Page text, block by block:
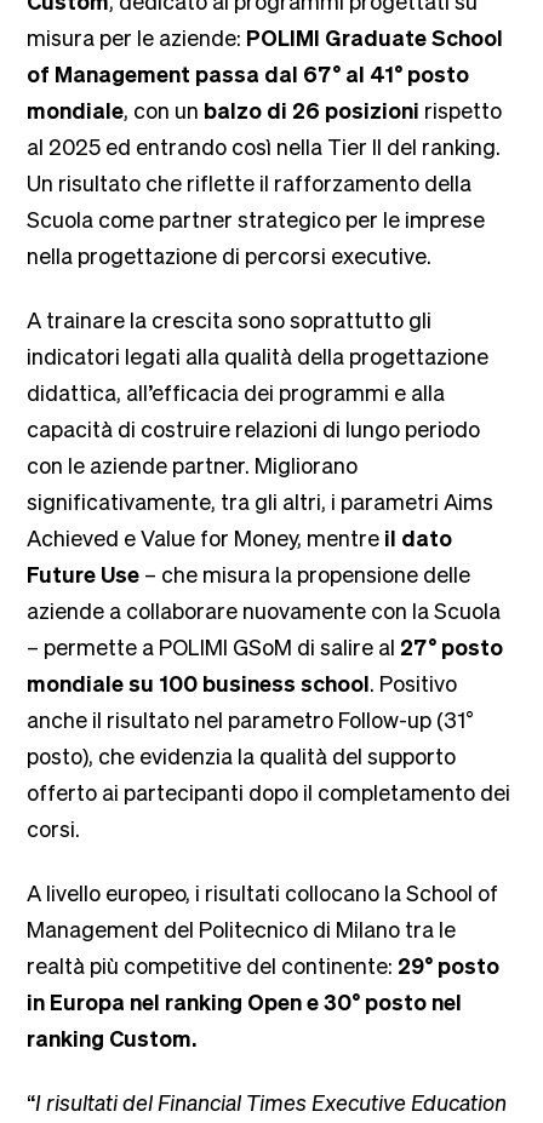
misura per le aziende: POLIMI Graduate School
of Management passa dal 67° al 41° posto
mondiale, con un balzo di 26 posizioni rispetto
al 2025 ed entrando così nella Tier II del ranking.
Un risultato che riflette il rafforzamento della
Scuola come partner strategico per le imprese
nella progettazione di percorsi executive.
A trainare la crescita sono soprattutto gli
indicatori legati alla qualità della progettazione
didattica, all’efficacia dei programmi e alla
capacità di costruire relazioni di lungo periodo
con le aziende partner. Migliorano
significativamente, tra gli altri, i parametri Aims
Achieved e Value for Money, mentre il dato
Future Use – che misura la propensione delle
aziende a collaborare nuovamente con la Scuola
– permette a POLIMI GSoM di salire al 27° posto
mondiale su 100 business school. Positivo
anche il risultato nel parametro Follow-up (31°
posto), che evidenzia la qualità del supporto
offerto ai partecipanti dopo il completamento dei
corsi.
A livello europeo, i risultati collocano la School of
Management del Politecnico di Milano tra le
realtà più competitive del continente: 29° posto
in Europa nel ranking Open e 30° posto nel
ranking Custom.
“I risultati del Financial Times Executive Education